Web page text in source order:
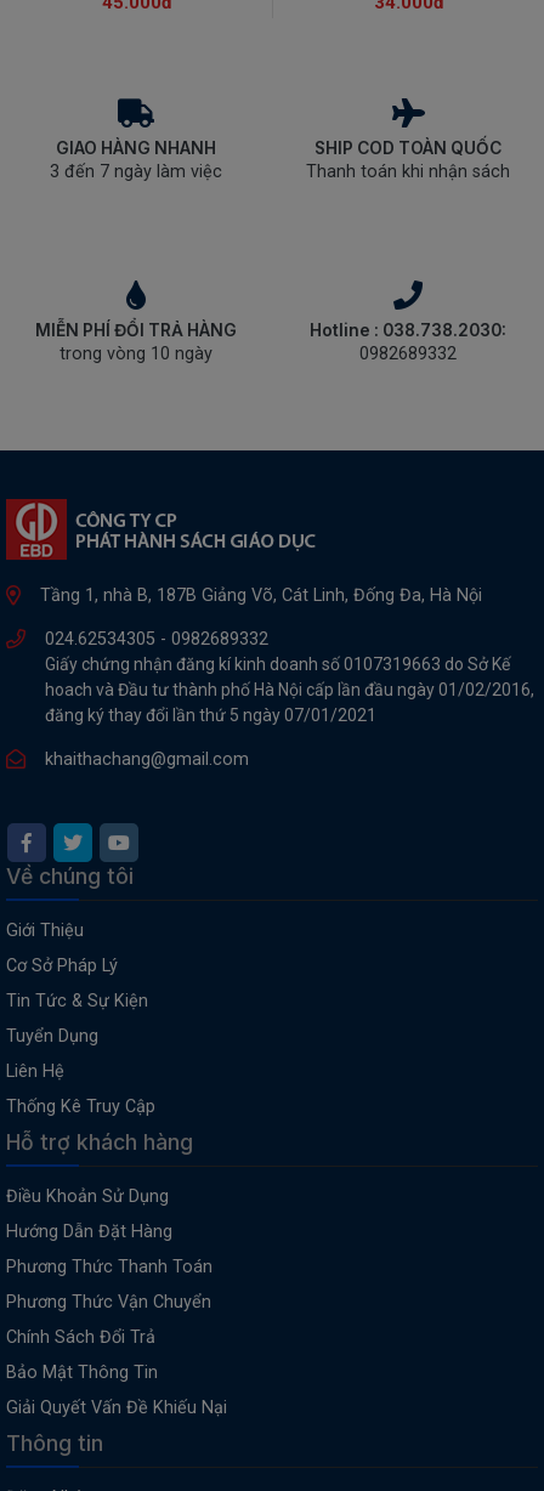
GIAO HÀNG NHANH
3 đến 7 ngày làm việc
SHIP COD TOÀN QUỐC
Thanh toán khi nhận sách
MIỄN PHÍ ĐỔI TRẢ HÀNG
trong vòng 10 ngày
Hotline : 038.738.2030:
0982689332
Tầng 1, nhà B, 187B Giảng Võ, Cát Linh, Đống Đa, Hà Nội
024.62534305 - 0982689332
Giấy chứng nhận đăng kí kinh doanh số 0107319663 do Sở Kế
hoach và Đầu tư thành phố Hà Nội cấp lần đầu ngày 01/02/2016,
đăng ký thay đổi lần thứ 5 ngày 07/01/2021
khaithachang@gmail.com
Về chúng tôi
Giới Thiệu
Cơ Sở Pháp Lý
Tin Tức & Sự Kiện
Tuyển Dụng
Liên Hệ
Thống Kê Truy Cập
Hỗ trợ khách hàng
Điều Khoản Sử Dụng
Hướng Dẫn Đặt Hàng
Phương Thức Thanh Toán
Phương Thức Vận Chuyển
Chính Sách Đổi Trả
Bảo Mật Thông Tin
Giải Quyết Vấn Đề Khiếu Nại
Thông tin